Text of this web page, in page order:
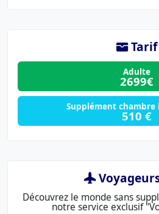
Tarif
Adulte
2699€
Supplément
510 €
Découvrez le monde sans
notre service exclusif